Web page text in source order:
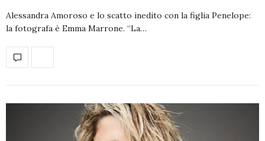
Alessandra Amoroso e lo scatto inedito con la figlia Penelope:
la fotografa è Emma Marrone. “La…